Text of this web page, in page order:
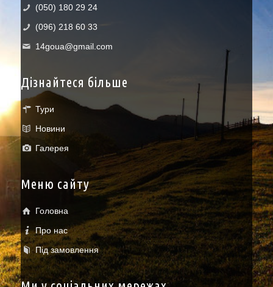
(050) 180 29 24
(096) 218 60 33
14goua@gmail.com
Дізнайтеся більше
Тури
Новини
Галерея
Меню сайту
Головна
Про нас
Під замовлення